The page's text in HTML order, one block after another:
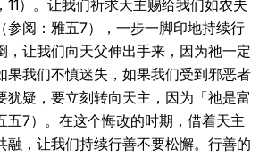
11）。让我们祈求天主赐给我们如农夫
参阅：雅五7），一步一脚印地持续行
，让我们向天父伸出手来，因为祂一定
果我们不慎迷失，如果我们受到邪恶者
犹疑，要立刻转向天主，因为「祂是富
五7）。在这个悔改的时期，借着天主
融，让我们持续行善不要松懈。行善的